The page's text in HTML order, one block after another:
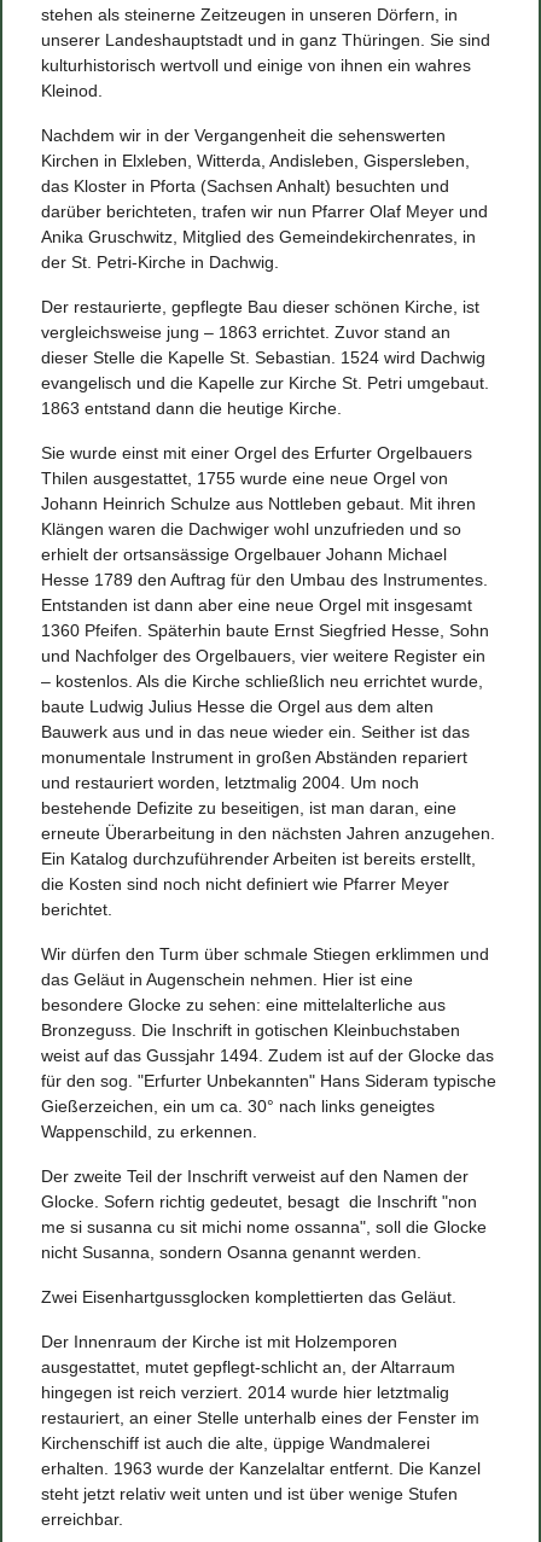
stehen als steinerne Zeitzeugen in unseren Dörfern, in
unserer Landeshauptstadt und in ganz Thüringen. Sie sind
kulturhistorisch wertvoll und einige von ihnen ein wahres
Kleinod.
Nachdem wir in der Vergangenheit die sehenswerten
Kirchen in Elxleben, Witterda, Andisleben, Gispersleben,
das Kloster in Pforta (Sachsen Anhalt) besuchten und
darüber berichteten, trafen wir nun Pfarrer Olaf Meyer und
Anika Gruschwitz, Mitglied des Gemeindekirchenrates, in
der St. Petri-Kirche in Dachwig.
Der restaurierte, gepflegte Bau dieser schönen Kirche, ist
vergleichsweise jung – 1863 errichtet. Zuvor stand an
dieser Stelle die Kapelle St. Sebastian. 1524 wird Dachwig
evangelisch und die Kapelle zur Kirche St. Petri umgebaut.
1863 entstand dann die heutige Kirche.
Sie wurde einst mit einer Orgel des Erfurter Orgelbauers
Thilen ausgestattet, 1755 wurde eine neue Orgel von
Johann Heinrich Schulze aus Nottleben gebaut. Mit ihren
Klängen waren die Dachwiger wohl unzufrieden und so
erhielt der ortsansässige Orgelbauer Johann Michael
Hesse 1789 den Auftrag für den Umbau des Instrumentes.
Entstanden ist dann aber eine neue Orgel mit insgesamt
1360 Pfeifen. Späterhin baute Ernst Siegfried Hesse, Sohn
und Nachfolger des Orgelbauers, vier weitere Register ein
– kostenlos. Als die Kirche schließlich neu errichtet wurde,
baute Ludwig Julius Hesse die Orgel aus dem alten
Bauwerk aus und in das neue wieder ein. Seither ist das
monumentale Instrument in großen Abständen repariert
und restauriert worden, letztmalig 2004. Um noch
bestehende Defizite zu beseitigen, ist man daran, eine
erneute Überarbeitung in den nächsten Jahren anzugehen.
Ein Katalog durchzuführender Arbeiten ist bereits erstellt,
die Kosten sind noch nicht definiert wie Pfarrer Meyer
berichtet.
Wir dürfen den Turm über schmale Stiegen erklimmen und
das Geläut in Augenschein nehmen. Hier ist eine
besondere Glocke zu sehen: eine mittelalterliche aus
Bronzeguss. Die Inschrift in gotischen Kleinbuchstaben
weist auf das Gussjahr 1494. Zudem ist auf der Glocke das
für den sog. "Erfurter Unbekannten" Hans Sideram typische
Gießerzeichen, ein um ca. 30° nach links geneigtes
Wappenschild, zu erkennen.
Der zweite Teil der Inschrift verweist auf den Namen der
Glocke. Sofern richtig gedeutet, besagt die Inschrift "non
me si susanna cu sit michi nome ossanna", soll die Glocke
nicht Susanna, sondern Osanna genannt werden.
Zwei Eisenhartgussglocken komplettierten das Geläut.
Der Innenraum der Kirche ist mit Holzemporen
ausgestattet, mutet gepflegt-schlicht an, der Altarraum
hingegen ist reich verziert. 2014 wurde hier letztmalig
restauriert, an einer Stelle unterhalb eines der Fenster im
Kirchenschiff ist auch die alte, üppige Wandmalerei
erhalten. 1963 wurde der Kanzelaltar entfernt. Die Kanzel
steht jetzt relativ weit unten und ist über wenige Stufen
erreichbar.